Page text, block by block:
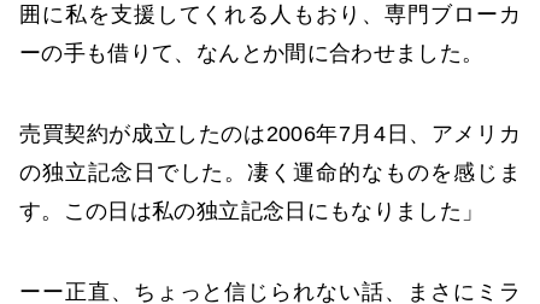
囲に私を支援してくれる人もおり、専門ブローカ
ーの手も借りて、なんとか間に合わせました。
売買契約が成立したのは2006年7月4日、アメリカ
の独立記念日でした。凄く運命的なものを感じま
す。この日は私の独立記念日にもなりました」
ーー正直、ちょっと信じられない話、まさにミラ